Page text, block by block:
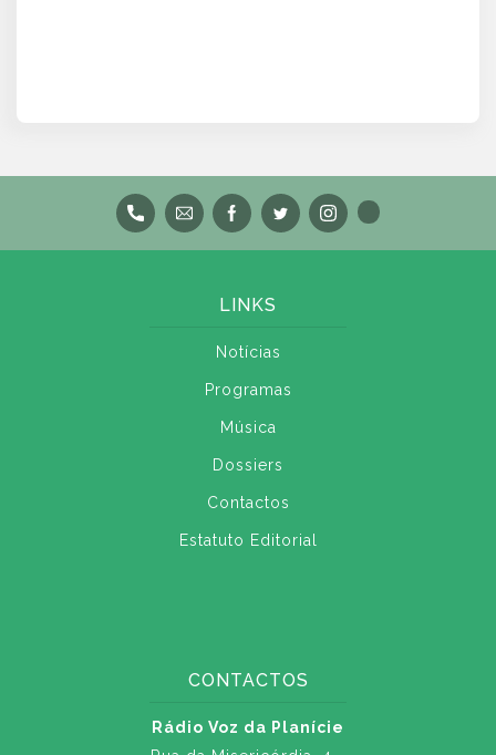
LINKS
Notícias
Programas
Música
Dossiers
Contactos
Estatuto Editorial
CONTACTOS
Rádio Voz da Planície